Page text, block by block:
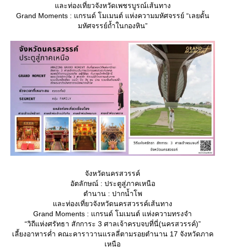
ละท่องเที่ยวจังหวัดเพชรบูรณ์เส้นทาง
Grand Moments : แกรนด์ โมเมนต์ แห่งความมหัศจรรย์ “เลยดั้น
มหัศจรรย์ถ้ำในกองหิน”
จังหวัดนครสวรรค์
อัตลักษณ์ : ประตูสู่ภาคเหนือ
ตำนาน : ปากน้ำโพ
ละท่องเที่ยวจังหวัดนครสวรรค์เส้นทาง
Grand Moments : แกรนด์ โมเมนต์ แห่งความทรงจำ
“วิถีแห่งศรัทธา สักการะ 3 ศาลเจ้าครบจบที่นี่(นครสวรรค์)”
เลี้ยงอาหารค่ำ คณะคาราวานแรลลี่ตามรอยตำนาน 17 จังหวัดภาค
เหนือ